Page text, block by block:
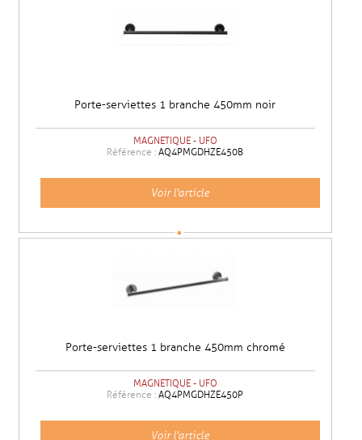
Porte-serviettes 1 branche 450mm noir
MAGNETIQUE - UFO
Référence :AQ4PMGDHZE450B
Voir l'article
Porte-serviettes 1 branche 450mm chromé
MAGNETIQUE - UFO
Référence :AQ4PMGDHZE450P
Voir l'article